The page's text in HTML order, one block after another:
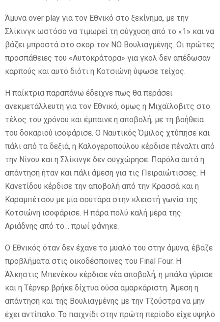
Άμυνα over play για τον Εθνικό στο ξεκίνημα, με την
Σλίκινγκ ωστόσο να τιμωρεί τη σύγχυση από το «1» και να
βάζει μπροστά στο σκορ τον ΝΟ Βουλιαγμένης. Οι πρώτες
προσπάθειες του «Αυτοκράτορα» για γκολ δεν απέδωσαν
καρπούς και αυτό διότι η Κοτσιώνη ύψωσε τείχος.
Η παίκτρια παραπάνω έδειχνε πως θα περάσει
ανεκμετάλλευτη για τον Εθνικό, όμως η Μιχαϊλοβιτς στο
τέλος του χρόνου και έμπαινε η αποβολή, με τη βοήθεια
του δοκαριού ισοφάρισε. Ο Ναυτικός Όμιλος χτύπησε και
πάλι από τα δεξιά, η Καλογεροπούλου κέρδισε πέναλτι από
την Νίνου και η Σλίκινγκ δεν συγχώρησε. Παρόλα αυτά η
απάντηση ήταν και πάλι άμεση για τις Πειραιώτισσες. Η
Κανετίδου κέρδισε την αποβολή από την Κρασσά και η
Καραμπέτσου με μία σουτάρα στην κλειστή γωνία της
Κοτσιώνη ισοφάρισε. Η πάρα πολύ καλή μέρα της
Αριάδνης από το… πρωί φάνηκε.
Ο Εθνικός όταν δεν έχανε το μυαλό του στην άμυνα, έβαζε
προβλήματα στις οικοδέσποινες του Final Four. Η
Άλκηστις Μπενέκου κέρδισε νέα αποβολή, η μπάλα γύρισε
και η Τέρνερ βρήκε δίχτυα ούσα αμαρκάριστη. Άμεση η
απάντηση και της Βουλιαγμένης με την Τζούστρα να μην
έχει αντίπαλο. Το παιχνίδι στην πρώτη περίοδο είχε υψηλό